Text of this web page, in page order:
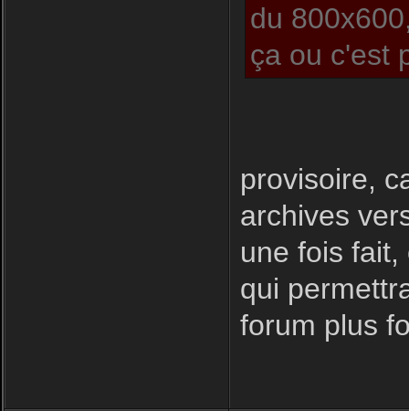
du
ça ou c'est
provisoire,
archives
une fois
qui
forum plus